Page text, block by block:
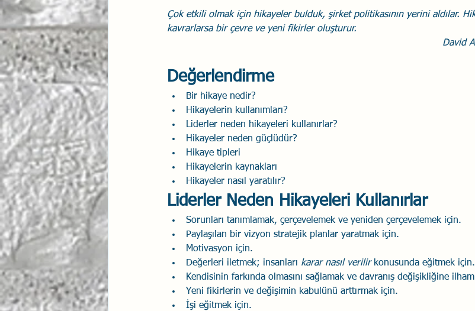
Çok etkili olmak için hikayeler bulduk, şirket politikasının yerini aldılar.
kavrarlarsa bir çevre ve yeni fikirler oluşturur.
David
Değerlendirme
Bir hikaye nedir?
Hikayelerin kullanımları?
Liderler neden hikayeleri kullanırlar?
Hikayeler neden güçlüdür?
Hikaye tipleri
Hikayelerin kaynakları
Hikayeler nasıl yaratılır?
Liderler Neden Hikayeleri Kullanırlar
Sorunları tanımlamak, çerçevelemek ve yeniden çerçevelemek için.
Paylaşılan bir vizyon stratejik planlar yaratmak için.
Motivasyon için.
Değerleri iletmek; insanları karar nasıl verilir konusunda eğitmek için.
Kendisinin farkında olmasını sağlamak ve davranış değişikliğine
Yeni fikirlerin ve değişimin kabulünü arttırmak için.
İşi eğitmek için.